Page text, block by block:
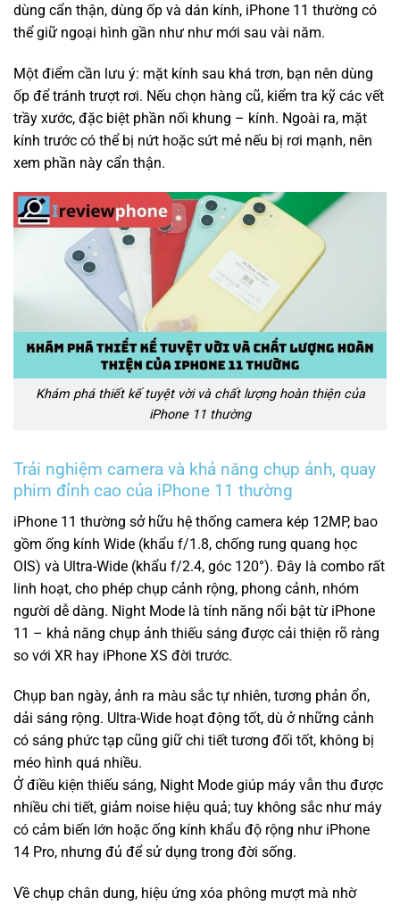
dùng cẩn thận, dùng ốp và dán kính, iPhone 11 thường có
thể giữ ngoại hình gần như như mới sau vài năm.
Một điểm cần lưu ý: mặt kính sau khá trơn, bạn nên dùng
ốp để tránh trượt rơi. Nếu chọn hàng cũ, kiểm tra kỹ các vết
trầy xước, đặc biệt phần nối khung – kính. Ngoài ra, mặt
kính trước có thể bị nứt hoặc sứt mẻ nếu bị rơi mạnh, nên
xem phần này cẩn thận.
Khám phá thiết kế tuyệt vời và chất lượng hoàn thiện của
iPhone 11 thường
Trải nghiệm camera và khả năng chụp ảnh, quay
phim đỉnh cao của iPhone 11 thường
iPhone 11 thường sở hữu hệ thống camera kép 12MP, bao
gồm ống kính Wide (khẩu f/1.8, chống rung quang học
OIS) và Ultra-Wide (khẩu f/2.4, góc 120°). Đây là combo rất
linh hoạt, cho phép chụp cảnh rộng, phong cảnh, nhóm
người dễ dàng. Night Mode là tính năng nổi bật từ iPhone
11 – khả năng chụp ảnh thiếu sáng được cải thiện rõ ràng
so với XR hay iPhone XS đời trước.
Chụp ban ngày, ảnh ra màu sắc tự nhiên, tương phản ổn,
dải sáng rộng. Ultra-Wide hoạt động tốt, dù ở những cảnh
có sáng phức tạp cũng giữ chi tiết tương đối tốt, không bị
méo hình quá nhiều.
Ở điều kiện thiếu sáng, Night Mode giúp máy vẫn thu được
nhiều chi tiết, giảm noise hiệu quả; tuy không sắc như máy
có cảm biến lớn hoặc ống kính khẩu độ rộng như iPhone
14 Pro, nhưng đủ để sử dụng trong đời sống.
Về chụp chân dung, hiệu ứng xóa phông mượt mà nhờ